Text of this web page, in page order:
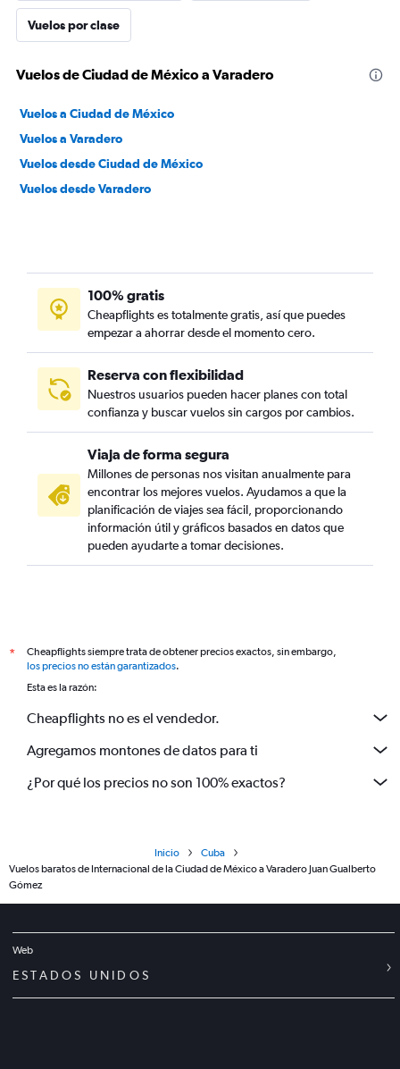
Vuelos por clase
Vuelos de Ciudad de México a Varadero
Vuelos a Ciudad de México
Vuelos a Varadero
Vuelos desde Ciudad de México
Vuelos desde Varadero
100% gratis
Cheapflights es totalmente gratis, así que puedes
empezar a ahorrar desde el momento cero.
Reserva con flexibilidad
Nuestros usuarios pueden hacer planes con total
confianza y buscar vuelos sin cargos por cambios.
Viaja de forma segura
Millones de personas nos visitan anualmente para
encontrar los mejores vuelos. Ayudamos a que la
planificación de viajes sea fácil, proporcionando
información útil y gráficos basados en datos que
pueden ayudarte a tomar decisiones.
*
Cheapflights siempre trata de obtener precios exactos, sin embargo,
los precios no están garantizados.
Esta es la razón:
Cheapflights no es el vendedor.
Agregamos montones de datos para ti
¿Por qué los precios no son 100% exactos?
Inicio
Cuba
Vuelos baratos de Internacional de la Ciudad de México a Varadero Juan Gualberto
Gómez
Web
ESTADOS UNIDOS